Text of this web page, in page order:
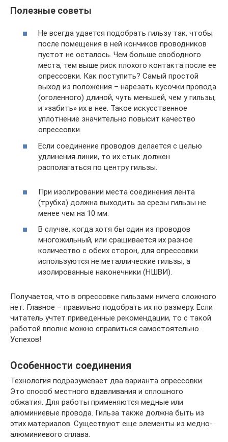
Полезные советы
Не всегда удается подобрать гильзу так, чтобы
после помещения в ней кончиков проводников
пустот не осталось. Чем больше свободного
места, тем выше риск плохого контакта после ее
опрессовки. Как поступить? Самый простой
выход из положения – нарезать кусочки провода
(оголенного) длиной, чуть меньшей, чем у гильзы,
и «забить» их в нее. Такое искусственное
уплотнение значительно повысит качество
опрессовки.
Если соединение проводов делается с целью
удлинения линии, то их стык должен
располагаться по центру гильзы.
При изолировании места соединения лента
(трубка) должна выходить за срезы гильзы не
менее чем на 10 мм.
В случае, когда хотя бы один из проводов
многожильный, или сращивается их разное
количество с обеих сторон, для опрессовки
используются не металлические гильзы, а
изолированные наконечники (НШВИ).
Получается, что в опрессовке гильзами ничего сложного
нет. Главное – правильно подобрать их по размеру. Если
читатель учтет приведенные рекомендации, то с такой
работой вполне можно справиться самостоятельно.
Успехов!
Особенности соединения
Технология подразумевает два варианта опрессовки.
Это способ местного вдавливания и сплошного
обжатия. Для работы применяются медные или
алюминиевые провода. Гильза также должна быть из
этих материалов. Существуют еще элементы из медно-
алюминиевого сплава.